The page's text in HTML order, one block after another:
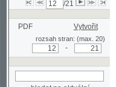
PDF Vytvořit
rozsah stran: (max. 20)
stránce